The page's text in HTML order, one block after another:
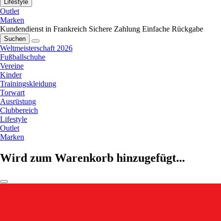
Lifestyle
Outlet
Marken
Kundendienst in Frankreich Sichere Zahlung Einfache Rückgabe
Suchen
Weltmeisterschaft 2026
Fußballschuhe
Vereine
Kinder
Trainingskleidung
Torwart
Ausrüstung
Clubbereich
Lifestyle
Outlet
Marken
Wird zum Warenkorb hinzugefügt...